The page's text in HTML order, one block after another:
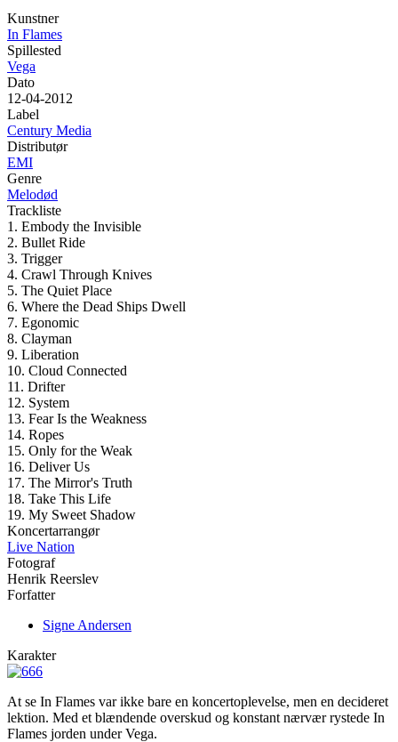
Kunstner
In Flames
Spillested
Vega
Dato
12-04-2012
Label
Century Media
Distributør
EMI
Genre
Melodød
Trackliste
1. Embody the Invisible
2. Bullet Ride
3. Trigger
4. Crawl Through Knives
5. The Quiet Place
6. Where the Dead Ships Dwell
7. Egonomic
8. Clayman
9. Liberation
10. Cloud Connected
11. Drifter
12. System
13. Fear Is the Weakness
14. Ropes
15. Only for the Weak
16. Deliver Us
17. The Mirror's Truth
18. Take This Life
19. My Sweet Shadow
Koncertarrangør
Live Nation
Fotograf
Henrik Reerslev
Forfatter
Signe Andersen
Karakter
At se In Flames var ikke bare en koncertoplevelse, men en decideret
lektion. Med et blændende overskud og konstant nærvær rystede In
Flames jorden under Vega.